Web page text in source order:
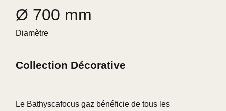
Ø 700 mm
Diamètre
Collection Décorative
Le Bathyscafocus gaz bénéficie de tous les